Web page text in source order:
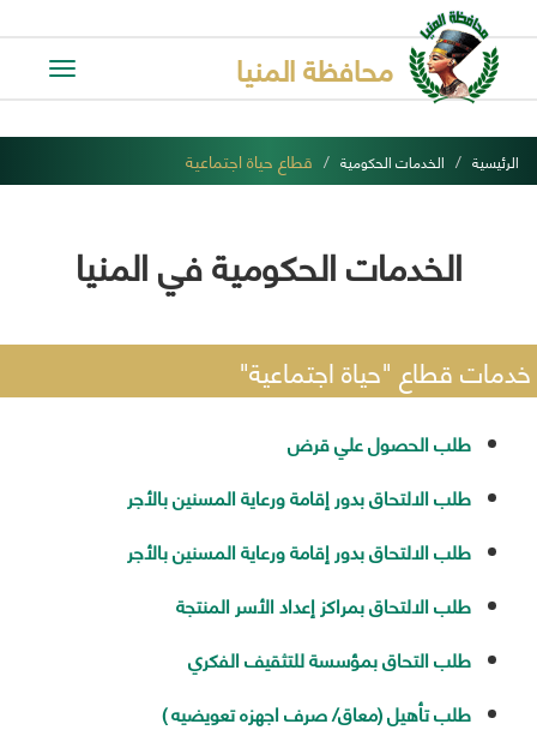
Toggle
محافظة المنيا
الرئيسية الخدمات الحكومية قطاع حياة اجتماعية
الخدمات الحكومية في المنيا
خدمات قطاع "حياة اجتماعية"
طلب الحصول علي قرض
طلب الالتحاق بدور إقامة ورعاية المسنين بالأجر
طلب الالتحاق بدور إقامة ورعاية المسنين بالأجر
طلب الالتحاق بمراكز إعداد الأسر المنتجة
طلب التحاق بمؤسسة للتثقيف الفكري
طلب تأهيل (معاق/ صرف اجهزه تعويضيه )